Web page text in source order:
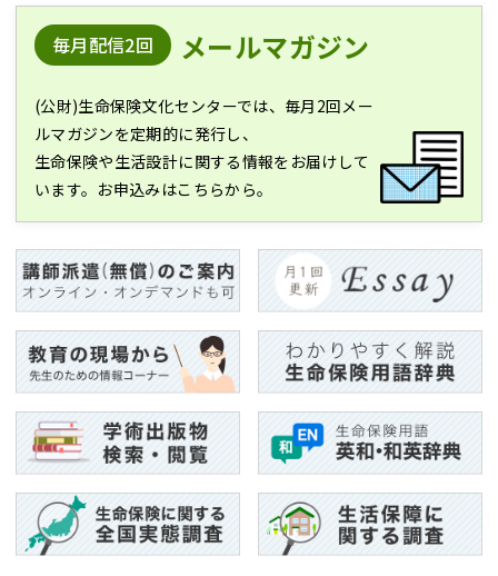
毎月配信2回 メールマガジン
(公財)生命保険文化センターでは、毎月2回メー
ルマガジンを定期的に発行し、
生命保険や生活設計に関する情報をお届けして
います。お申込みはこちらから。